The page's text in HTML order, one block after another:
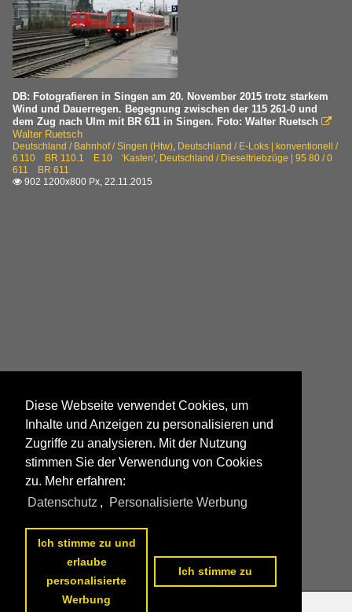
DB: Fotografieren in Singen am 20. November 2015 trotz starkem
Wind und Dauerregen. Begegnung zwischen der 115 261-0 und
dem Zug nach Ulm mit BR 611 in Singen. Foto: Walter Ruetsch 
Walter Ruetsch
Deutschland / Bahnhof / Singen (Htw), Deutschland / E-Loks | konventionell /
6 110 BR 110.1 E 10 'Kasten', Deutschland / Dieseltriebzüge | 95 80 / 0
611 BR 611
 902 1200x800 Px, 22.11.2015
Diese Webseite verwendet Cookies, um
Inhalte und Anzeigen zu personalisieren und
Zugriffe zu analysieren. Mit der Nutzung
stimmen Sie der Verwendung von Cookies
zu. Mehr erfahren:
Datenschutz , Personalisierte Werbung
Ich stimme zu und
erlaube
personalisierte
Werbung
Ich stimme zu